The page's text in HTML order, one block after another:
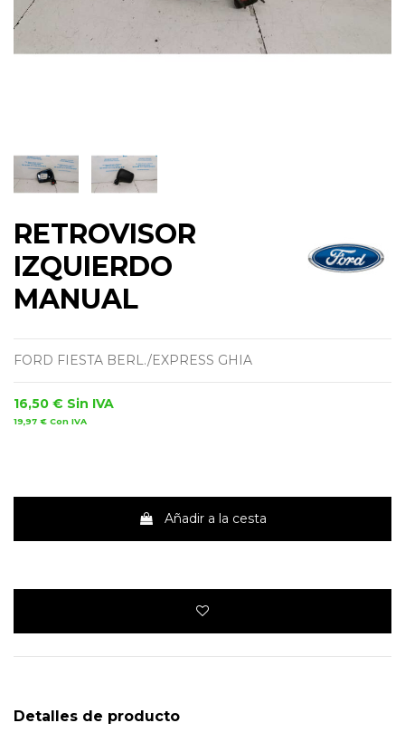
RETROVISOR
IZQUIERDO
MANUAL
FORD FIESTA BERL./EXPRESS GHIA
16,50 € Sin IVA
19,97 € Con IVA
Añadir a la cesta
Detalles de producto